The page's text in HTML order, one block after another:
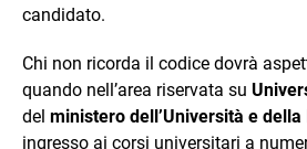
candidato.
Chi non ricorda il codice dovrà
quando nell’area riservata su
del ministero dell’Università e della
ingresso ai corsi universitari a